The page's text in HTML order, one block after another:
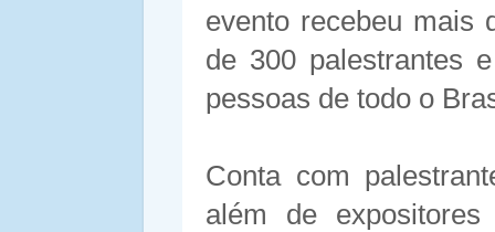
evento recebeu mais
de 300 palestrantes
pessoas de todo o
Conta com
além de